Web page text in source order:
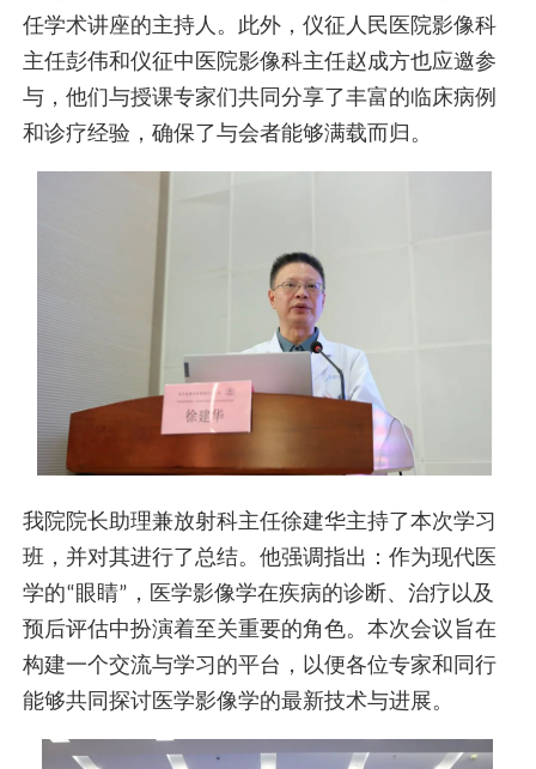
任学术讲座的主持人。此外，仪征人民医院影像科
主任彭伟和仪征中医院影像科主任赵成方也应邀参
与，他们与授课专家们共同分享了丰富的临床病例
和诊疗经验，确保了与会者能够满载而归。
我院院长助理兼放射科主任徐建华主持了本次学习
班，并对其进行了总结。他强调指出：作为现代医
学的“ 眼睛” ，医学影像学在疾病的诊断、治疗以及
预后评估中扮演着至关重要的角色。本次会议旨在
构建一个交流与学习的平台，以便各位专家和同行
能够共同探讨医学影像学的最新技术与进展。